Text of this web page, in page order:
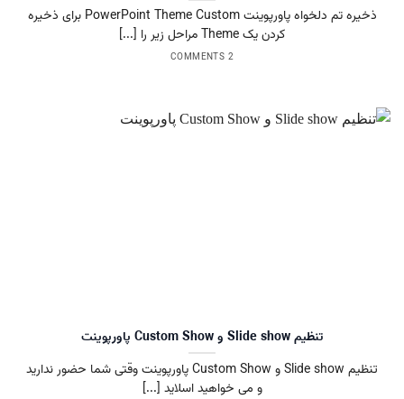
ذخیره تم دلخواه پاورپوینت PowerPoint Theme Custom برای ذخیره
کردن یک Theme مراحل زیر را [...]
2 COMMENTS
تنظیم Slide show و Custom Show پاورپوینت
تنظیم Slide show و Custom Show پاورپوینت وقتی شما حضور ندارید
و می خواهید اسلاید [...]